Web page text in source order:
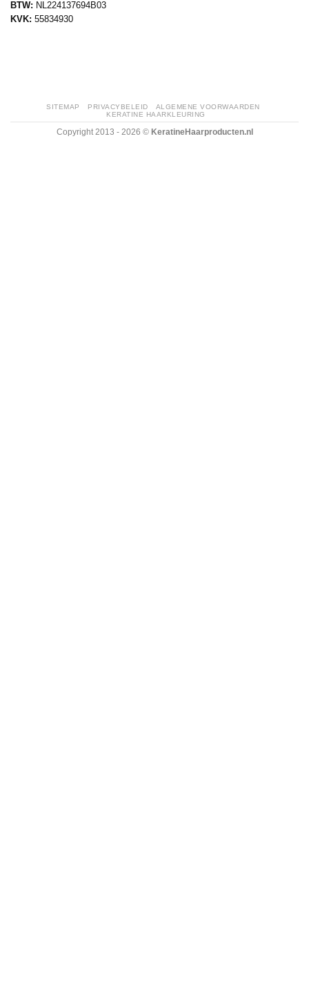
BTW: NL224137694B03
KVK: 55834930
SITEMAP PRIVACYBELEID
ALGEMENE VOORWAARDEN
KERATINE HAARKLEURING
Copyright 2013 - 2026 © KeratineHaarproducten.nl